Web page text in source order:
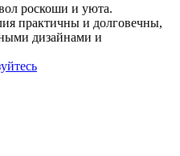
роскоши и уюта.
практичны и долговечны,
дизайнами и